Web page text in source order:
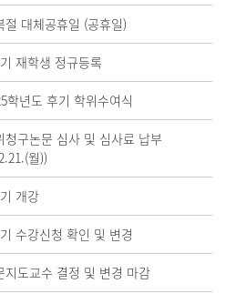
절 대체공휴일 (공휴일)
재학생 정규등록
학년도 후기 학위수여식
청구논문 심사 및 심사료 납부
월))
개강
수강신청 확인 및 변경
지도교수 결정 및 변경 마감